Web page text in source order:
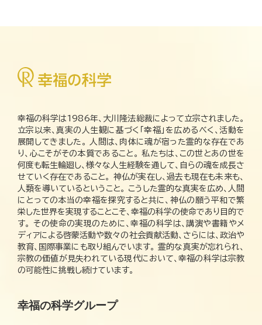
幸福の科学は1986年、大川隆法総裁によって立宗されました。
立宗以来、真実の人生観に基づく「幸福」を広めるべく、活動を
展開してきました。 人間は、肉体に魂が宿った霊的な存在であ
り、心こそがその本質であること。 私たちは、この世とあの世を
何度も転生輪廻し、様々な人生経験を通して、自らの魂を成長さ
せていく存在であること。 神仏が実在し、過去も現在も未来も、
人類を導いているということ。 こうした霊的な真実を広め、人間
にとっての本当の幸福を探究すると共に、神仏の願う平和で繁
栄した世界を実現することこそ、幸福の科学の使命であり目的で
す。 その使命の実現のために、幸福の科学は、講演や書籍やメ
ディアによる啓蒙活動や数々の社会貢献活動、さらには、政治や
教育、国際事業にも取り組んでいます。 霊的な真実が忘れられ、
宗教の価値が見失われている現代において、幸福の科学は宗教
の可能性に挑戦し続けています。
幸福の科学グループ